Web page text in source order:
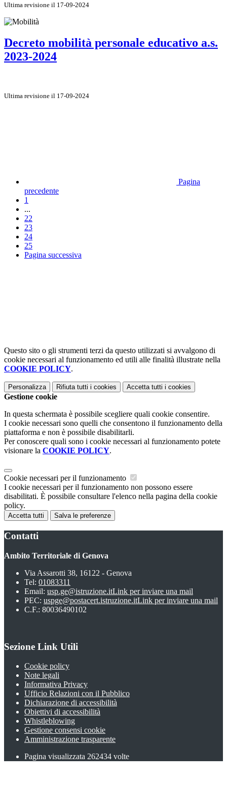
Ultima revisione il 17-09-2024
Decreto mobilità personale educativo a.s.
2023-2024
Ultima revisione il 17-09-2024
Pagina
precedente
1
...
22
23
24
25
Pagina successiva
Questo sito o gli strumenti terzi da questo utilizzati si avvalgono di
cookie necessari al funzionamento ed utili alle finalità illustrate nella
COOKIE POLICY.
Personalizza Rifiuta tutti i cookies Accetta tutti i cookies
Gestione cookie
In questa schermata è possibile scegliere quali cookie consentire.
I cookie necessari sono quelli che consentono il funzionamento della
piattaforma e non è possibile disabilitarli.
Per conoscere quali sono i cookie necessari al funzionamento potete
visionare la COOKIE POLICY.
Cookie necessari per il funzionamento
I cookie necessari per il funzionamento non possono essere
disabilitati. È possibile consultare l'elenco nella pagina della cookie
policy.
Accetta tutti Salva le preferenze
Contatti
Ambito Territoriale di Genova
Via Assarotti 38, 16122 - Genova
Tel: 01083311
Email: usp.ge@istruzione.itLink per inviare una mail
PEC: uspge@postacert.istruzione.itLink per inviare una mail
C.F.: 80036490102
Sezione Link Utili
Cookie policy
Note legali
Informativa Privacy
Ufficio Relazioni con il Pubblico
Dichiarazione di accessibilità
Obiettivi di accessibilità
Whistleblowing
Gestione consensi cookie
Amministrazione trasparente
Pagina visualizzata 262434 volte